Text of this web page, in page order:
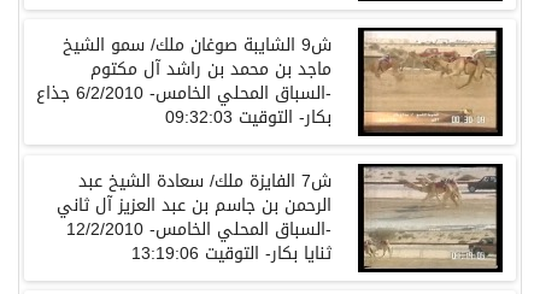
ش9 الشايبة صوغان ملك/ سمو الشيخ
ماجد بن محمد بن راشد آل مكتوم
-السباق المحلي الخامس- 6/2/2010 جذاع
بكار- التوقيت 09:32:03
ش7 الفايزة ملك/ سعادة الشيخ عبد
الرحمن بن جاسم بن عبد العزيز آل ثاني
-السباق المحلي الخامس- 12/2/2010
ثنايا بكار- التوقيت 13:19:06